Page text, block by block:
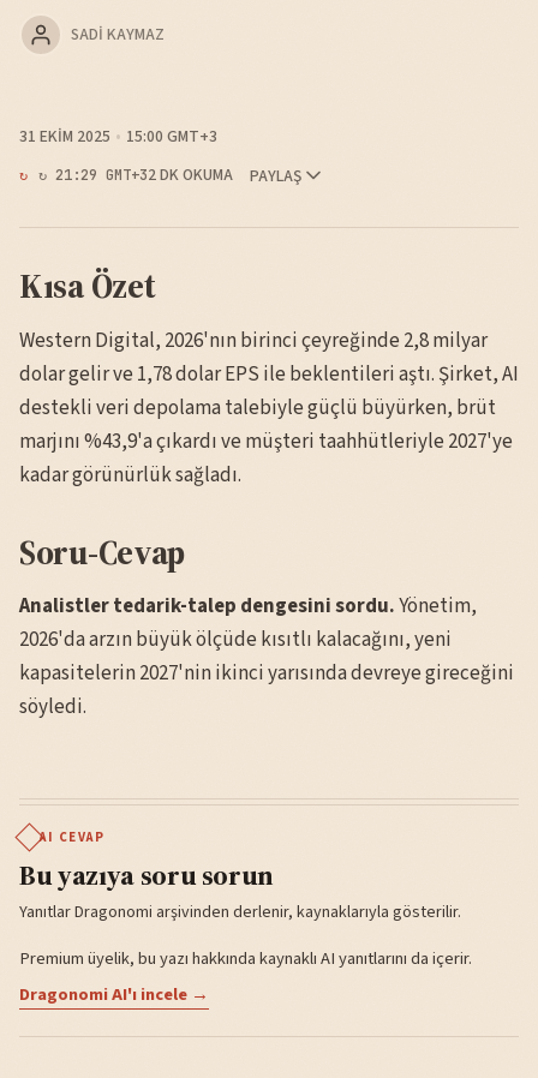
SADI KAYMAZ
31 EKIM 2025 15:00 GMT+3
↻ 21:29 GMT+32 DK OKUMA PAYLAŞ
Kısa Özet
Western Digital, 2026'nın birinci çeyreğinde 2,8 milyar
dolar gelir ve 1,78 dolar EPS ile beklentileri aştı. Şirket, AI
destekli veri depolama talebiyle güçlü büyürken, brüt
marjını %43,9'a çıkardı ve müşteri taahhütleriyle 2027'ye
kadar görünürlük sağladı.
Soru-Cevap
Analistler tedarik-talep dengesini sordu.Yönetim,
2026'da arzın büyük ölçüde kısıtlı kalacağını, yeni
kapasitelerin 2027'nin ikinci yarısında devreye gireceğini
söyledi.
AI CEVAP
Bu yazıya soru sorun
Yanıtlar Dragonomi arşivinden derlenir, kaynaklarıyla gösterilir.
Premium üyelik, bu yazı hakkında kaynaklı AI yanıtlarını da içerir.
Dragonomi AI'ı incele →